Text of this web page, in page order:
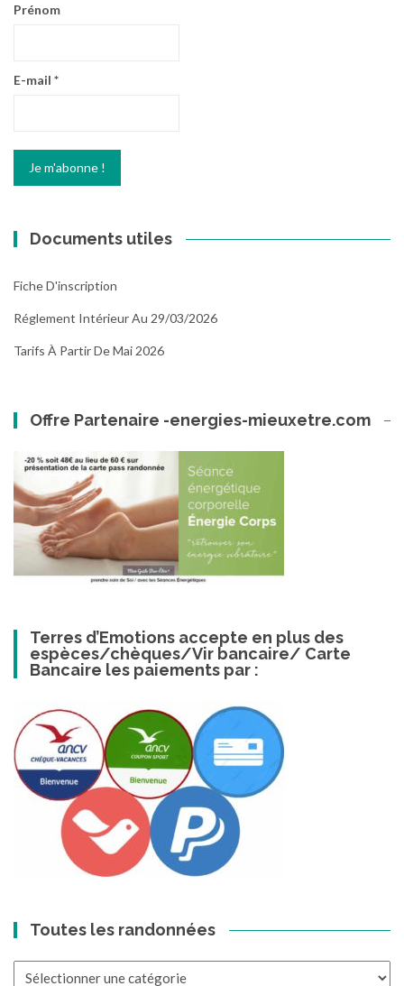
Prénom
E-mail *
Documents utiles
Fiche D'inscription
Réglement Intérieur Au 29/03/2026
Tarifs À Partir De Mai 2026
Offre Partenaire -energies-mieuxetre.com
Terres d’Emotions accepte en plus des
espèces/chèques/Vir bancaire/ Carte
Bancaire les paiements par :
Toutes les randonnées